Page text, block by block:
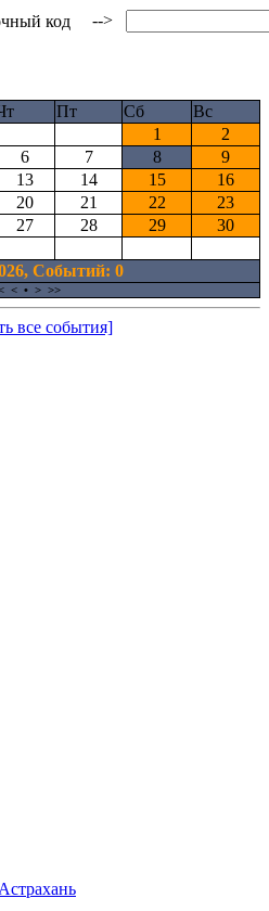
-->
Пт Сб
Вс
1
2
6 7 8
9
13 14 15
16
20 21 22
23
27 28 29
30
Cобытий: 0
< • > >>
все события]